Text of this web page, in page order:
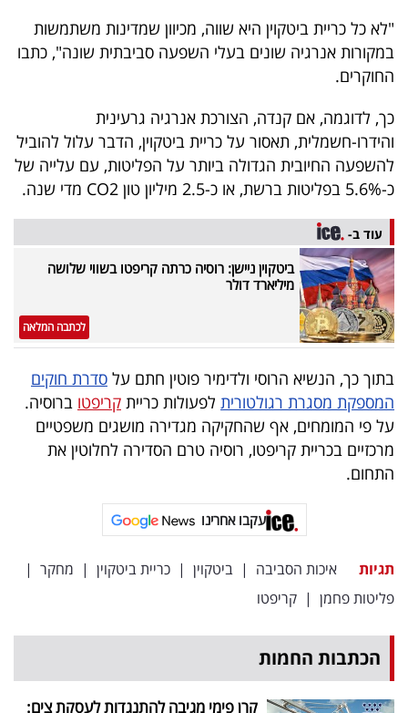
ניוזלטרים
מייל
אדום
פרסמו
באייס
עקבו
אחרינו:
"לא כל כריית ביטקוין היא שווה, מכיוון שמדינות משתמשות
במקורות אנרגיה שונים בעלי השפעה סביבתית שונה", כתבו
החוקרים.
כך, לדוגמה, אם קנדה, הצורכת אנרגיה גרעינית
והידרו-חשמלית, תאסור על כריית ביטקוין, הדבר עלול להוביל
להשפעה החיובית הגדולה ביותר על הפליטות, עם עלייה של
כ-5.6% בפליטות ברשת, או כ-2.5 מיליון טון CO2 מדי שנה.
עוד ב-
ביטקוין ניישן: רוסיה כרתה קריפטו בשווי שלושה
מיליארד דולר
לכתבה המלאה
בתוך כך, הנשיא הרוסי ולדימיר פוטין חתם על סדרת חוקים
המספקת מסגרת רגולטורית לפעולות כריית קריפטו ברוסיה.
על פי המומחים, אף שהחקיקה מגדירה מושגים משפטיים
מרכזיים בכריית קריפטו, רוסיה טרם הסדירה לחלוטין את
התחום.
עקבו אחרינו
תגיות איכות הסביבה | ביטקוין | כריית ביטקוין | מחקר |
פליטות פחמן | קריפטו
הכתבות החמות
קרן פימי מגיבה להתנגדות לעסקת צים: